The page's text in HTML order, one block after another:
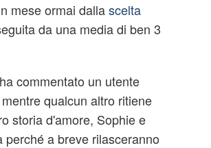
mese ormai dallascelta
da una media di ben 3
commentato un utente
qualcun altro ritiene
storia d'amore, Sophie e
a breve rilasceranno